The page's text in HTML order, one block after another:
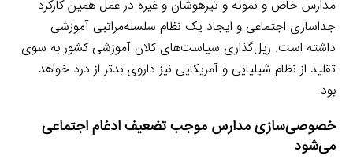
مدارس خاص و نمونه و تیرهوشان و غیره در عمل همین کارکرد
جداسازی اجتماعی و ایجاد یک نظام سلسله‌مراتبی آموزشی
داشته است. ریل‌گذاری سیاست‌های کلان آموزشی کشور به سوی
تقلید از نظام شیلیایی و آمریکایی نیز داروی بدتر از درد خواهد
بود.
خصوصی‌سازی مدارس موجب تضعیف ادغام اجتماعی
می‌شود